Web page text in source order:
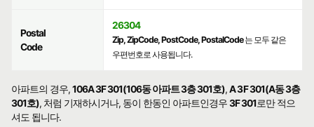
Postal
Code
26304
Zip, ZipCode, PostCode, PostalCode는 모두 같은
우편번호로 사용됩니다.
아파트의 경우,106A 3F 301(106동 아파트 3층 301호),A 3F 301(A동 3층
301호), 처럼 기재하시거나, 동이 한동인 아파트인경우3F 301로만 적으
셔도 됩니다.